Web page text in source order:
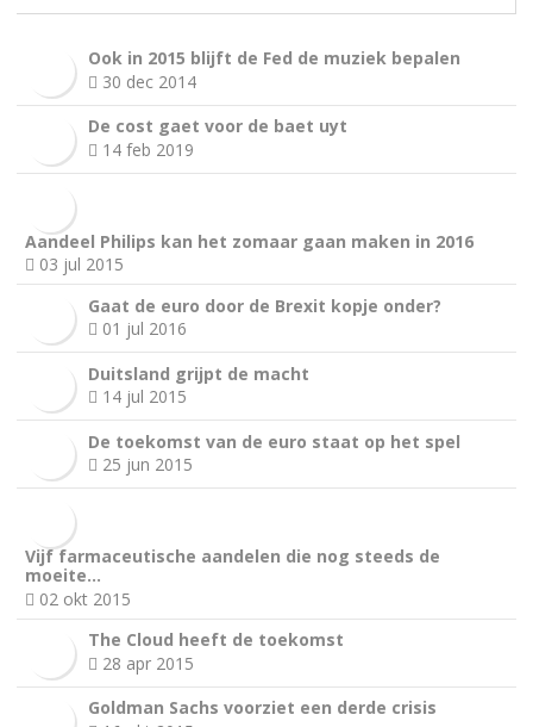
Ook in 2015 blijft de Fed de muziek bepalen
30 dec 2014
De cost gaet voor de baet uyt
14 feb 2019
Aandeel Philips kan het zomaar gaan maken in 2016
03 jul 2015
Gaat de euro door de Brexit kopje onder?
01 jul 2016
Duitsland grijpt de macht
14 jul 2015
De toekomst van de euro staat op het spel
25 jun 2015
Vijf farmaceutische aandelen die nog steeds de
moeite…
02 okt 2015
The Cloud heeft de toekomst
28 apr 2015
Goldman Sachs voorziet een derde crisis